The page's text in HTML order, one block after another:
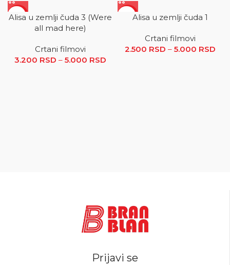
SALE
Alisa u zemlji čuda 3 (Were
all mad here)
Crtani filmovi
3.200 RSD – 5.000 RSD
SALEAlisa u zemlji čuda 1
Crtani filmovi
2.500 RSD – 5.000 RSD
Prijavi se